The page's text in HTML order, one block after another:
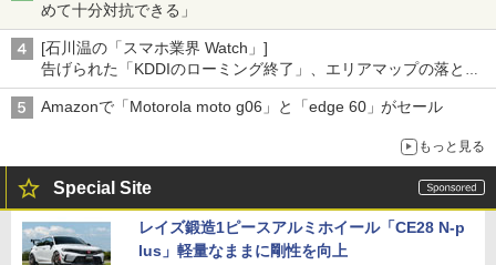
めて十分対抗できる」
[石川温の「スマホ業界 Watch」]
告げられた「KDDIのローミング終了」、エリアマップの落とし
穴と楽天モバイルの課題
Amazonで「Motorola moto g06」と「edge 60」がセール
もっと見る
Special Site
レイズ鍛造1ピースアルミホイール「CE28 N-p
lus」軽量なままに剛性を向上